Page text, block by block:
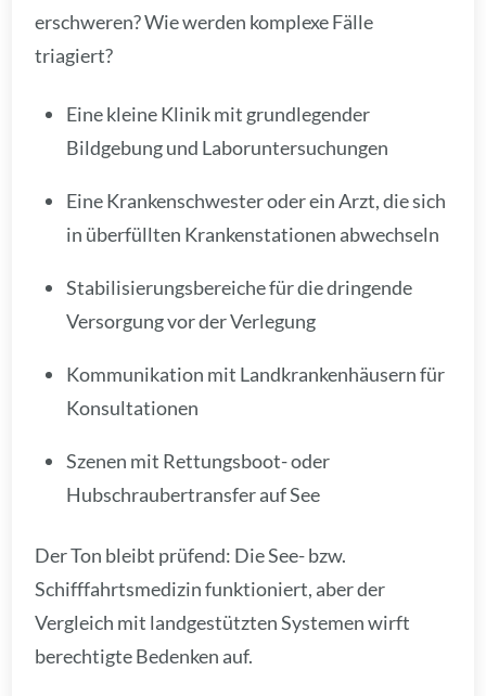
erschweren? Wie werden komplexe Fälle
triagiert?
Eine kleine Klinik mit grundlegender
Bildgebung und Laboruntersuchungen
Eine Krankenschwester oder ein Arzt, die sich
in überfüllten Krankenstationen abwechseln
Stabilisierungsbereiche für die dringende
Versorgung vor der Verlegung
Kommunikation mit Landkrankenhäusern für
Konsultationen
Szenen mit Rettungsboot- oder
Hubschraubertransfer auf See
Der Ton bleibt prüfend: Die See- bzw.
Schifffahrtsmedizin funktioniert, aber der
Vergleich mit landgestützten Systemen wirft
berechtigte Bedenken auf.